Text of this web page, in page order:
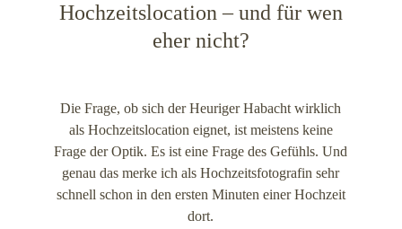
Hochzeitslocation – und für wen
eher nicht?
Die Frage, ob sich der Heuriger Habacht wirklich
als Hochzeitslocation eignet, ist meistens keine
Frage der Optik. Es ist eine Frage des Gefühls. Und
genau das merke ich als Hochzeitsfotografin sehr
schnell schon in den ersten Minuten einer Hochzeit
dort.